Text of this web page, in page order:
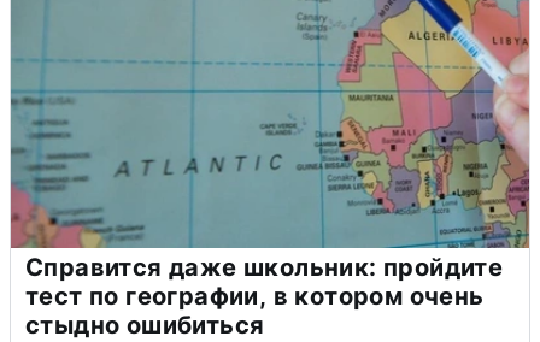
Справится даже школьник: пройдите
тест по географии, в котором очень
стыдно ошибиться